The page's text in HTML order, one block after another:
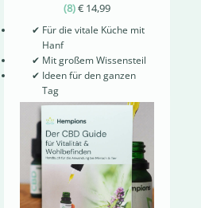
(8)€ 14,99
✔ Für die vitale Küche mit
Hanf
✔ Mit großem Wissensteil
✔ Ideen für den ganzen
Tag